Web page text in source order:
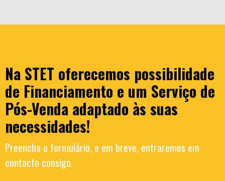
Na STET oferecemos possibilidade
de Financiamento e um Serviço de
Pós-Venda adaptado às suas
necessidades!
Preencha o formulário, e em breve, entraremos em
contacto consigo.